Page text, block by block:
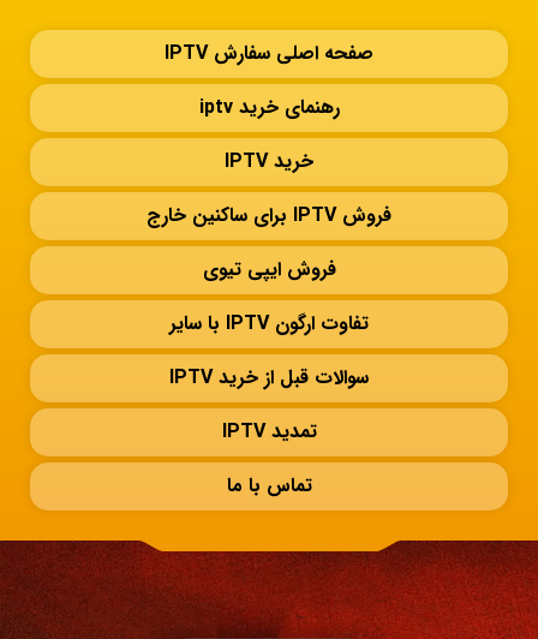
صفحه اصلی سفارش IPTV
رهنمای خرید iptv
خرید IPTV
فروش IPTV برای ساکنین خارج
فروش ایپی تیوی
تفاوت ارگون IPTV با سایر
سوالات قبل از خرید IPTV
تمدید IPTV
تماس با ما